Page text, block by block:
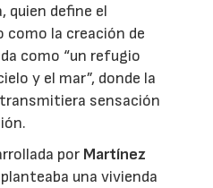
quien define el
la creación de
como “un refugio
y el mar”, donde la
sensación
por Martínez
una vivienda